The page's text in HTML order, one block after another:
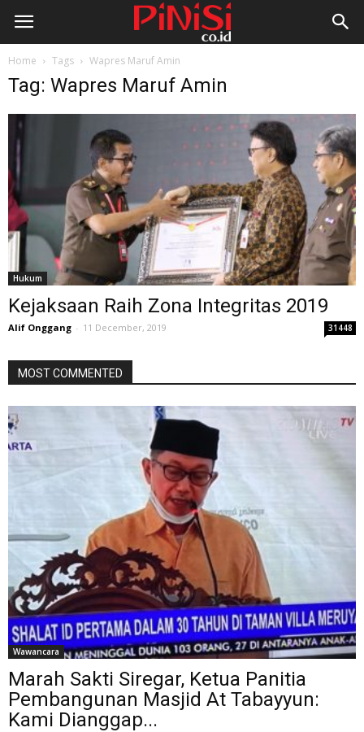
Home Tags Wapres Maruf Amin
Tag: Wapres Maruf Amin
Hukum
Kejaksaan Raih Zona Integritas 2019
Alif Onggang - 11 December, 2019 31448
MOST COMMENTED
Wawancara
Marah Sakti Siregar, Ketua Panitia
Pembangunan Masjid At Tabayyun:
Kami Dianggap...